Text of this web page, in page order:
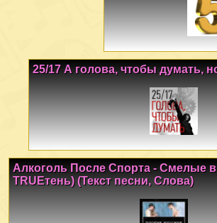
25/17 А голова, чтобы думать,
Алкоголь После Спорта - Смелые
TRUEтень) (Текст песни, Слова)